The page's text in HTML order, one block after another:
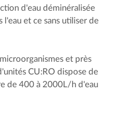
d'eau déminéralisée
l'eau et ce sans utiliser de
et près
CU:RO dispose de
de 400 à 2000L/h d'eau